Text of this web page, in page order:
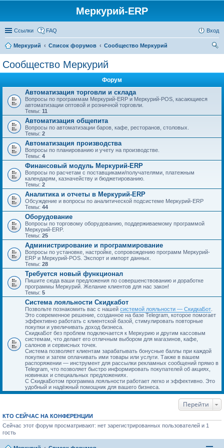
Меркурий-ERP
Ссылки FAQ Вход
Меркурий Список форумов
Сообщество Меркурий
Сообщество Меркурий
Форум
Автоматизация торговли и склада
Вопросы по программам Меркурий-ERP и Меркурий-POS, касающиеся
автоматизации оптовой и розничной торговли.
Темы: 11
Автоматизация общепита
Вопросы по автоматизации баров, кафе, ресторанов, столовых.
Темы: 2
Автоматизация производства
Вопросы по планированию и учету на производстве.
Темы: 4
Финансовый модуль Меркурий-ERP
Вопросы по расчетам с поставщиками/получателями, платежным
календарям, казначейству и бюджетированию.
Темы: 2
Аналитика и отчеты в Меркурий-ERP
Обсуждение и вопросы по аналитической подсистеме Меркурий-ERP
Темы: 44
Оборудование
Вопросы по торговому оборудованию, поддерживаемому программой
Меркурий-ERP.
Темы: 25
Администрирование и программирование
Вопросы по установке, настройке, сопровождению программ Меркурий-
ERP и Меркурий-POS. Экспорт и импорт данных.
Темы: 28
Требуется новый функционал
Пишите сюда ваши предложения по совершенствованию и доработке
программы Меркурий. Желание клиентов для нас закон!
Темы: 5
Система лояльности Скидкабот
Позвольте познакомить вас с нашей системой лояльности — СкидкаБот
Это современное решение, созданное на базе Telegram, которое помогает
эффективно работать с клиентской базой, стимулировать повторные
покупки и увеличивать доход бизнеса.
СкидкаБот без проблем подключается к Меркурию и другим кассовым
системам, что делает его отличным выбором для магазинов, кафе,
салонов и сервисных точек.
Система позволяет клиентам зарабатывать бонусные баллы при каждой
покупке и затем оплачивать ими товары или услуги. Также в вашем
распоряжении — инструмент для рассылки рекламных сообщений прямо в
Telegram, что позволяет быстро информировать покупателей об акциях,
новинках и специальных предложениях.
С СкидкаБотом программа лояльности работает легко и эффективно. Это
удобный и надёжный помощник для вашего бизнеса.
Перейти
КТО СЕЙЧАС НА КОНФЕРЕНЦИИ
Сейчас этот форум просматривают: нет зарегистрированных пользователей и 1
гость